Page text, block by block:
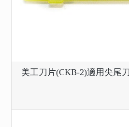
美工刀片(CKB-2)適用尖尾